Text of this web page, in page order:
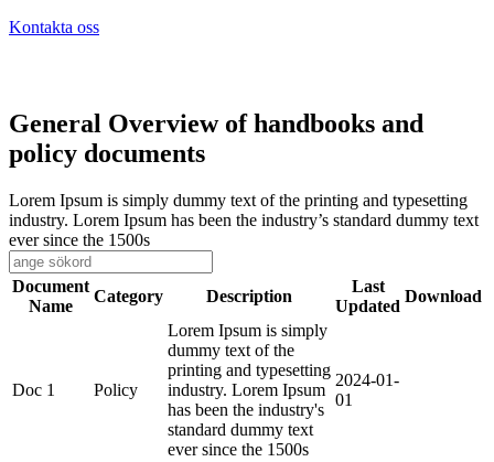
Kontakta oss
General Overview of handbooks and
policy documents
Lorem Ipsum is simply dummy text of the printing and typesetting
industry. Lorem Ipsum has been the industry’s standard dummy text
ever since the 1500s
Document
Name
Category Description
Last
Updated
Download
Doc 1 Policy
Lorem Ipsum is simply
dummy text of the
printing and typesetting
industry. Lorem Ipsum
has been the industry's
standard dummy text
ever since the 1500s
2024-01-
01